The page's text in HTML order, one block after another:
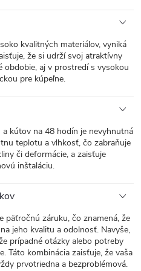
kvalitných materiálov, vyniká
že si udrží svoj atraktívny
aj v prostredí s vysokou
pre kúpeľne.
kútov na 48 hodín je nevyhnutná
teplotu a vlhkosť, čo zabraňuje
či deformácie, a zaisťuje
inštaláciu.
záruku, čo znamená, že
jeho kvalitu a odolnosť. Navyše,
prípadné otázky alebo potreby
Táto kombinácia zaisťuje, že vaša
prvotriedna a bezproblémová.